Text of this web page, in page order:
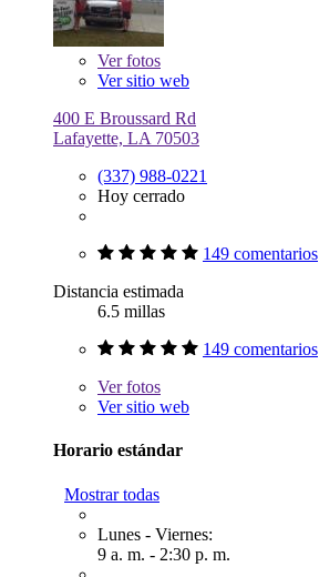
Verfotos
Ver sitio web
400 E Broussard Rd
Lafayette, LA 70503
(337) 988-0221
Hoy cerrado
149 comentarios
Distancia estimada
6.5 millas
149 comentarios
Verfotos
Ver sitio web
Horario estándar
Mostrar todas
Lunes - Viernes:
9 a. m. - 2:30 p. m.